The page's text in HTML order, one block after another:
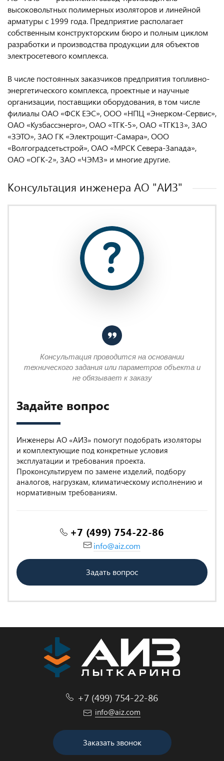
высоковольтных полимерных изоляторов и линейной
арматуры с 1999 года. Предприятие располагает
собственным конструкторским бюро и полным циклом
разработки и производства продукции для объектов
электросетевого комплекса.
В числе постоянных заказчиков предприятия топливно-
энергетического комплекса, проектные и научные
организации, поставщики оборудования, в том числе
филиалы ОАО «ФСК ЕЭС», ООО «НПЦ «Энерком-Сервис»,
ОАО «Кузбассэнерго», ОАО «ТГК-5», ОАО «ТГК13», ЗАО
«ЗЭТО», ЗАО ГК «Электрощит-Самара», ООО
«Волгоградсетьстрой», ОАО «МРСК Севера-Заnада»,
ОАО «ОГК-2», ЗАО «ЧЭМЗ» и многие другие.
Консультация инженера AO "АИЗ"
Задайте вопрос
Инженеры АО «АИЗ» помогут подобрать изоляторы
и комплектующие под конкретные условия
эксплуатации и требования проекта.
Проконсультируем по замене изделий, подбору
аналогов, нагрузкам, климатическому исполнению и
нормативным требованиям.
+7 (499) 754-22-86
info@aiz.com
Задать вопрос
Консультация проводится на основании
технического задания или параметров объекта и
не обязывает к заказу
+7 (499) 754-22-86
info@aiz.com
Заказать звонок